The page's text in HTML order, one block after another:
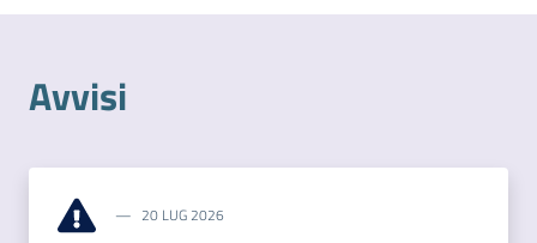
Impresa
Avvisi
20 LUG 2026